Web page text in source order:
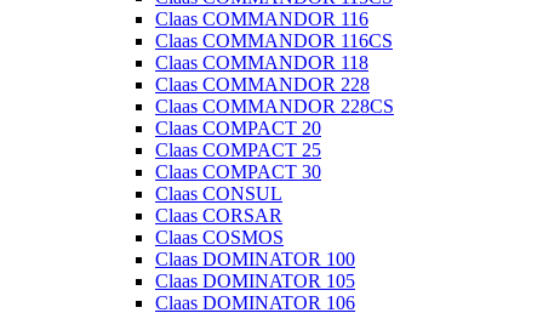
Claas COMMANDOR 116
Claas COMMANDOR 116CS
Claas COMMANDOR 118
Claas COMMANDOR 228
Claas COMMANDOR 228CS
Claas COMPACT 20
Claas COMPACT 25
Claas COMPACT 30
Claas CONSUL
Claas CORSAR
Claas COSMOS
Claas DOMINATOR 100
Claas DOMINATOR 105
Claas DOMINATOR 106